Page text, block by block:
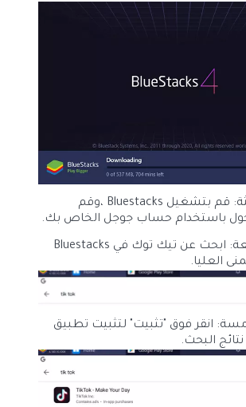
الخطوة الثالثة: قم بتشغيل Bluestacks ،وقم
باستخدام حساب جوجل الخاص بك.
الخطوة الرابعة: ابحث عن تيك توك في Bluestacks
العليا.
انقر فوق "تثبيت" لتثبيت تطبيق
البحث.